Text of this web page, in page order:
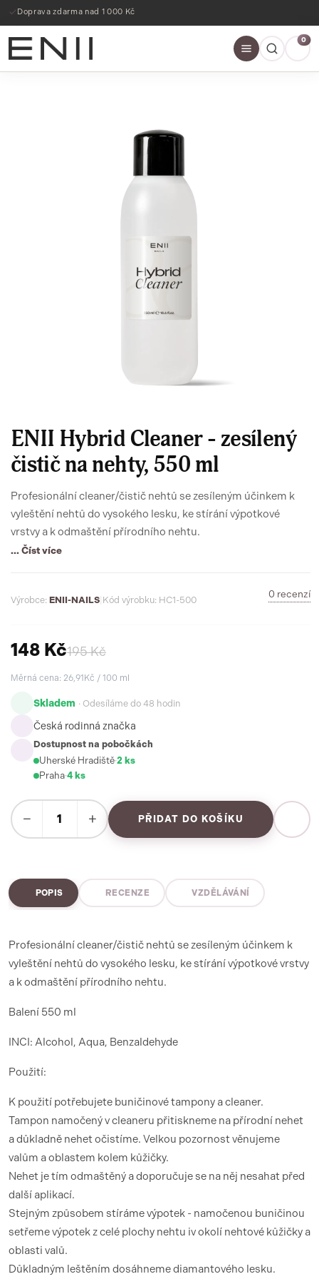
Doprava zdarma nad 1 000 Kč
0
ENII Hybrid Cleaner - zesílený
čistič na nehty, 550 ml
Profesionální cleaner/čistič nehtů se zesíleným účinkem k
vyleštění nehtů do vysokého lesku, ke stírání výpotkové
... Číst více
Výrobce: ENII-NAILS Kód výrobku: HC1-500
0 recenzí
148 Kč195 Kč
Měrná cena: 26,91Kč / 100 ml
Skladem · Odesíláme do 48 hodin
Česká rodinná značka
Dostupnost na pobočkách
Uherské Hradiště·2 ks
Praha·4 ks
− + PŘIDAT DO KOŠÍKU
POPIS RECENZE VZDĚLÁVÁNÍ
Profesionální cleaner/čistič nehtů se zesíleným účinkem k
vyleštění nehtů do vysokého lesku, ke stírání výpotkové vrstvy
a k odmaštění přírodního nehtu.
Balení 550 ml
INCI: Alcohol, Aqua, Benzaldehyde
Použití:
K použití potřebujete buničinové tampony a cleaner.
Tampon namočený v cleaneru přitiskneme na přírodní nehet
a důkladně nehet očistíme. Velkou pozornost věnujeme
valům a oblastem kolem kůžičky.
Nehet je tím odmaštěný a doporučuje se na něj nesahat před
další aplikací.
Stejným způsobem stíráme výpotek - namočenou buničinou
setřeme výpotek z celé plochy nehtu iv okolí nehtové kůžičky a
oblasti valů.
Důkladným leštěním dosáhneme diamantového lesku.